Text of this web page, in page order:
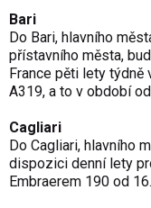
Bari
Do Bari, hlavního
přístavního města,
France pěti lety
A319, a to v období
Cagliari
Do Cagliari, hlavního
dispozici denní lety
Embraerem 190 od